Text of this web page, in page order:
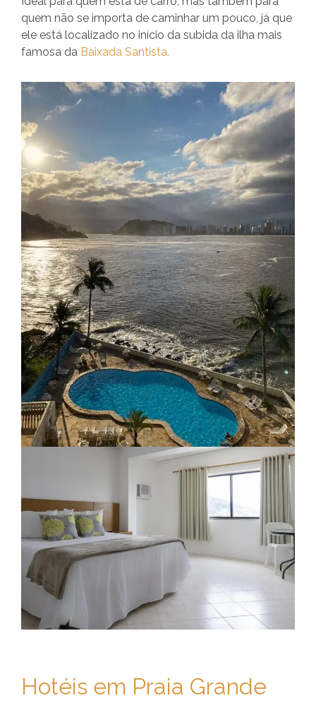
quem não se importa de caminhar um pouco, já que
ele está localizado no início da subida da ilha mais
famosa da Baixada Santista.
Hotéis em Praia Grande